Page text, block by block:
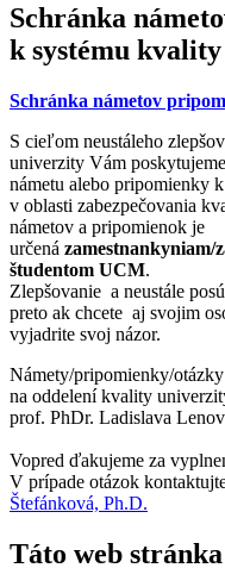
Schránka
k systému kvality
Schránka námetov
S cieľom neustáleho
univerzity Vám
námetu alebo pripomienky
v oblasti zabezpečovania
námetov a pripomienok je
určená zamestnankyniam/
študentom UCM.
Zlepšovanie a neustále
preto ak chcete aj svojim
vyjadrite svoj názor.
Námety/pripomienky/
na oddelení kvality
prof. PhDr. Ladislava
Vopred ďakujeme za
V prípade otázok
Štefánková, Ph.D.
Táto web